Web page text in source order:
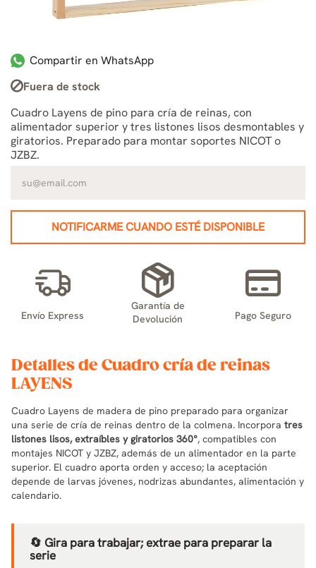
Compartir en WhatsApp
Fuera de stock
Cuadro Layens de pino para cría de reinas, con
alimentador superior y tres listones lisos desmontables y
giratorios. Preparado para montar soportes NICOT o
JZBZ.
NOTIFICARME CUANDO ESTÉ DISPONIBLE
Envío Express
Garantía de
Devolución
Pago Seguro
Detalles de Cuadro cría de reinas
LAYENS
Cuadro Layens de madera de pino preparado para organizar
una serie de cría de reinas dentro de la colmena. Incorpora tres
listones lisos, extraíbles y giratorios 360°, compatibles con
montajes NICOT y JZBZ, además de un alimentador en la parte
superior. El cuadro aporta orden y acceso; la aceptación
depende de larvas jóvenes, nodrizas abundantes, alimentación y
calendario.
🔄 Gira para trabajar; extrae para preparar la
serie